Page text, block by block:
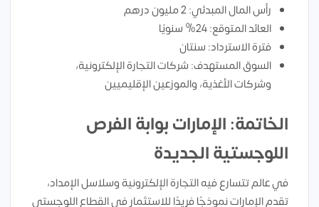
رأس المال المبدئي: 2 مليون درهم
العائد المتوقع: 24% سنويًا
فترة الاسترداد: سنتان
السوق المستهدف: شركات التجارة الإلكترونية،
وشركات الأغذية، والموزعين الإقليميين
الخاتمة: الإمارات بوابة الفرص
اللوجستية الجديدة
في عالم تتسارع فيه التجارة الإلكترونية وسلاسل الإمداد،
تقدم الإمارات نموذجًا فريدًا للاستثمار في القطاع اللوجستي